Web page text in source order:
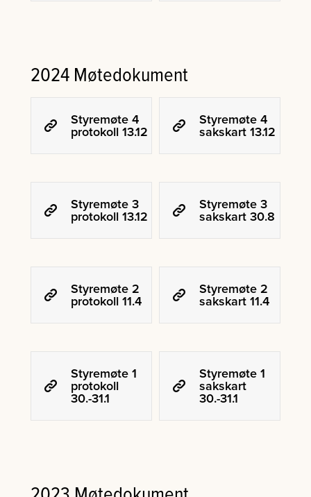
2024 Møtedokument
Styremøte 4
protokoll 13.12
Styremøte 4
sakskart 13.12
Styremøte 3
protokoll 13.12
Styremøte 3
sakskart 30.8
Styremøte 2
protokoll 11.4
Styremøte 2
sakskart 11.4
Styremøte 1
protokoll
30.-31.1
Styremøte 1
sakskart
30.-31.1